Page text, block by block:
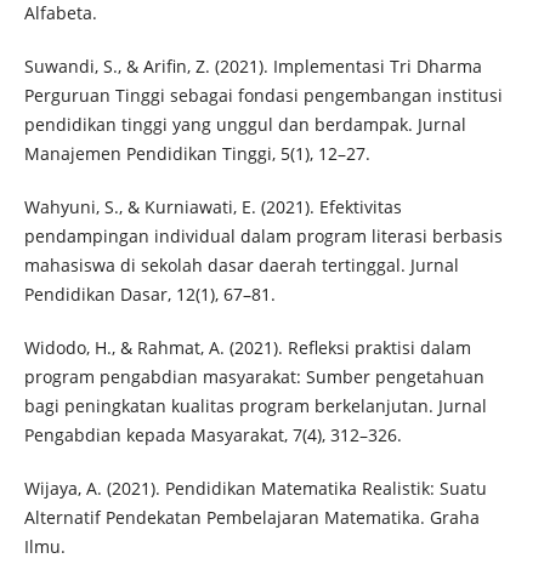
Alfabeta.
Suwandi, S., & Arifin, Z. (2021). Implementasi Tri Dharma
Perguruan Tinggi sebagai fondasi pengembangan institusi
pendidikan tinggi yang unggul dan berdampak. Jurnal
Manajemen Pendidikan Tinggi, 5(1), 12–27.
Wahyuni, S., & Kurniawati, E. (2021). Efektivitas
pendampingan individual dalam program literasi berbasis
mahasiswa di sekolah dasar daerah tertinggal. Jurnal
Pendidikan Dasar, 12(1), 67–81.
Widodo, H., & Rahmat, A. (2021). Refleksi praktisi dalam
program pengabdian masyarakat: Sumber pengetahuan
bagi peningkatan kualitas program berkelanjutan. Jurnal
Pengabdian kepada Masyarakat, 7(4), 312–326.
Wijaya, A. (2021). Pendidikan Matematika Realistik: Suatu
Alternatif Pendekatan Pembelajaran Matematika. Graha
Ilmu.